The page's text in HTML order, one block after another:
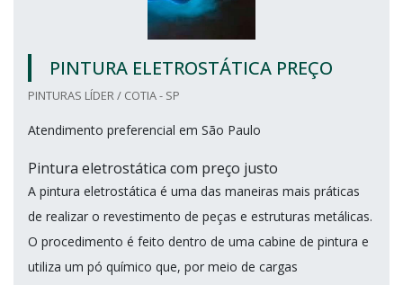
PINTURA ELETROSTÁTICA PREÇO
PINTURAS LÍDER / COTIA - SP
Atendimento preferencial em São Paulo
Pintura eletrostática com preço justo
A pintura eletrostática é uma das maneiras mais práticas
de realizar o revestimento de peças e estruturas metálicas.
O procedimento é feito dentro de uma cabine de pintura e
utiliza um pó químico que, por meio de cargas